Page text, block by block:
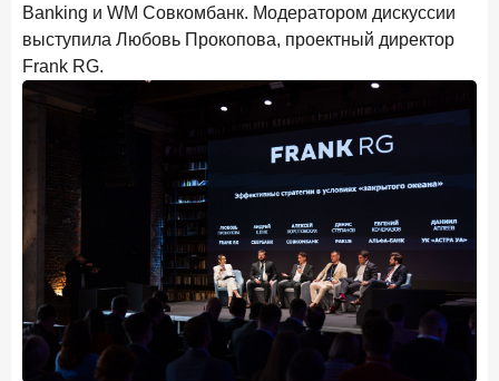
24 апреля 2026 года ИССЛЕДОВАНИЕ
Ипотека. Итоги работы крупнейших ипотечных банков
в марте 2026 года
Рынок подписок 2026: от гонки за объёмами к битве за
привычку
15 апреля 2026 года ИССЛЕДОВАНИЕ
Маркетинговые акции брокеров: обзор механик и
трендов
10 апреля 2026 года ИССЛЕДОВАНИЕ
ДНК современного ипотечного клиента
Banking и WM Совкомбанк. Модератором дискуссии
выступила Любовь Прокопова, проектный директор
Frank RG.